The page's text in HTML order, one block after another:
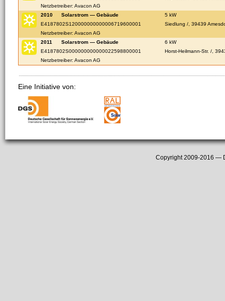
Netzbetreiber: Avacon AG
2010
Solarstrom — Gebäude
5 kW
E4187802S120000000000006719600001
Siedlung /, 39439
Netzbetreiber: Avacon AG
2011
Solarstrom — Gebäude
6 kW
E4187802S000000000000022598800001
Horst-Heilmann-Str. /,
Netzbetreiber: Avacon AG
Eine Initiative von:
Copyright 2009-2016 —